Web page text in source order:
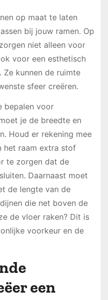
op maat te laten
bij jouw ramen. Op
niet alleen voor
voor een esthetisch
kunnen de ruimte
sfeer creëren.
bepalen voor
je de breedte en
Houd er rekening mee
het raam extra stof
te zorgen dat de
Daarnaast moet
de lengte van de
die net boven de
de vloer raken? Dit is
voorkeur en de
een